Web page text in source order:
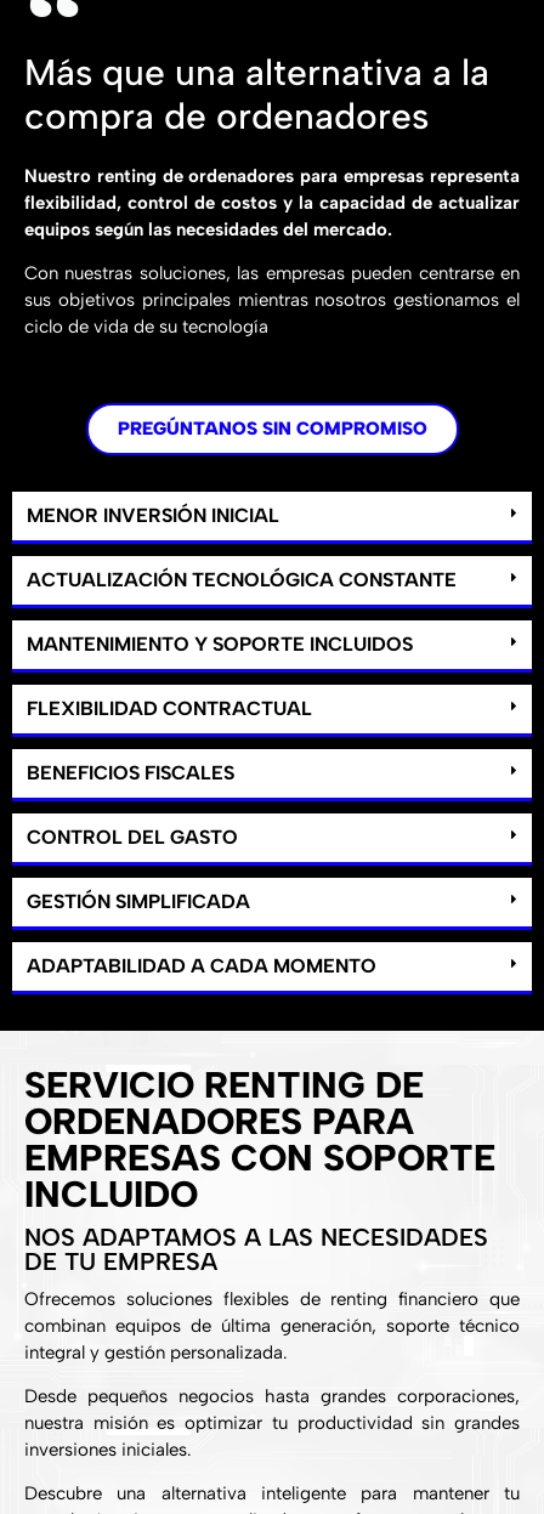
Más que una alternativa a la
compra de ordenadores
Nuestro renting de ordenadores para empresas representa
flexibilidad, control de costos y la capacidad de actualizar
equipos según las necesidades del mercado.
Con nuestras soluciones, las empresas pueden centrarse en
sus objetivos principales mientras nosotros gestionamos el
ciclo de vida de su tecnología
PREGÚNTANOS SIN COMPROMISO
MENOR INVERSIÓN INICIAL
ACTUALIZACIÓN TECNOLÓGICA CONSTANTE
MANTENIMIENTO Y SOPORTE INCLUIDOS
FLEXIBILIDAD CONTRACTUAL
BENEFICIOS FISCALES
CONTROL DEL GASTO
GESTIÓN SIMPLIFICADA
ADAPTABILIDAD A CADA MOMENTO
SERVICIO RENTING DE
ORDENADORES PARA
EMPRESAS CON SOPORTE
INCLUIDO
NOS ADAPTAMOS A LAS NECESIDADES
DE TU EMPRESA
Ofrecemos soluciones flexibles de renting financiero que
combinan equipos de última generación, soporte técnico
integral y gestión personalizada.
Desde pequeños negocios hasta grandes corporaciones,
nuestra misión es optimizar tu productividad sin grandes
inversiones iniciales.
Descubre una alternativa inteligente para mantener tu